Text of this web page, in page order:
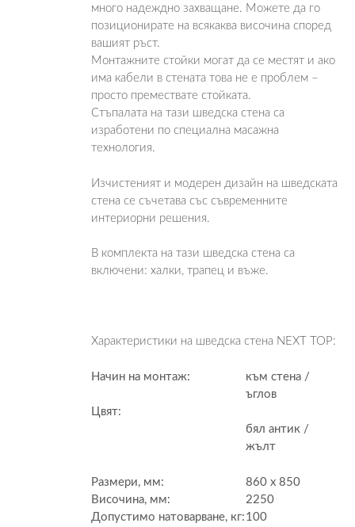
много надеждно захващане. Можете да го
позиционирате на всякаква височина според
вашият ръст.
Монтажните стойки могат да се местят и ако
има кабели в стената това не е проблем –
просто премествате стойката.
Стъпалата на тази шведска стена са
изработени по специална масажна
технология.
Изчистеният и модерен дизайн на шведската
стена се съчетава със съвременните
интериорни решения.
В комплекта на тази шведска стена са
включени: халки, трапец и въже.
Характеристики на шведска стена NEXT TOP:
Начин на монтаж:
Цвят:
към стена /
ъглов
бял антик /
жълт
Размери, мм:
860 x 850
Височина, мм:
2250
Допустимо натоварване, кг: 100